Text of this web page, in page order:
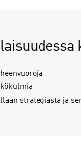
strategiasta ja